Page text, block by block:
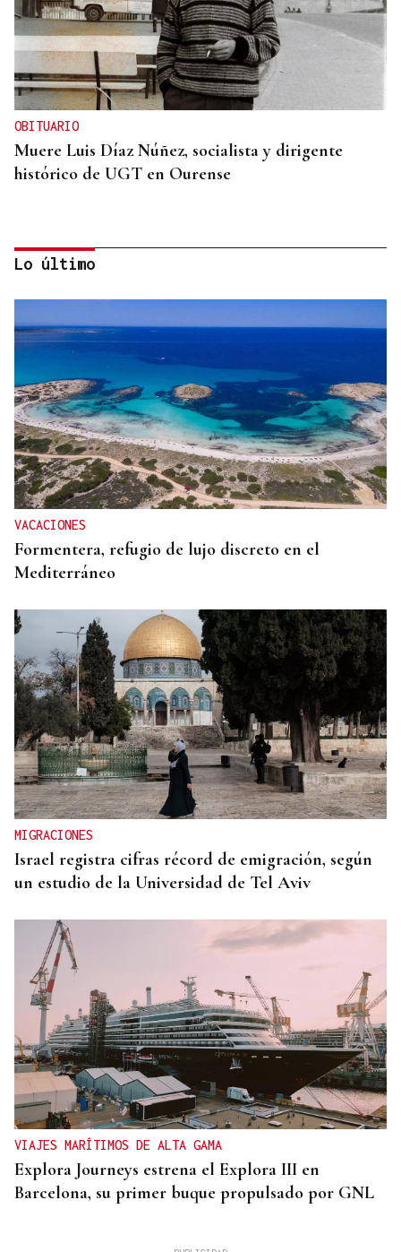
OBITUARIO
Muere Luis Díaz Núñez, socialista y dirigente
histórico de UGT en Ourense
CANEDO
Un herido en la colisión entre dos coches en la
entrada a las termas de Outariz
Lo último
VACACIONES
Formentera, refugio de lujo discreto en el
Mediterráneo
MIGRACIONES
Israel registra cifras récord de emigración, según
un estudio de la Universidad de Tel Aviv
VIAJES MARÍTIMOS DE ALTA GAMA
Explora Journeys estrena el Explora III en
Barcelona, su primer buque propulsado por GNL